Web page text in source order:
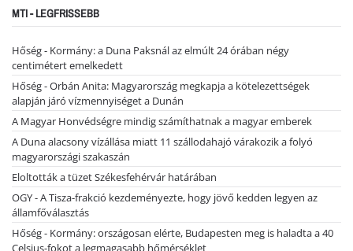
MTI - LEGFRISSEBB
Hőség - Kormány: a Duna Paksnál az elmúlt 24 órában négy
centimétert emelkedett
Hőség - Orbán Anita: Magyarország megkapja a kötelezettségek
alapján járó vízmennyiséget a Dunán
A Magyar Honvédségre mindig számíthatnak a magyar emberek
A Duna alacsony vízállása miatt 11 szállodahajó várakozik a folyó
magyarországi szakaszán
Eloltották a tüzet Székesfehérvár határában
OGY - A Tisza-frakció kezdeményezte, hogy jövő kedden legyen az
államfőválasztás
Hőség - Kormány: országosan elérte, Budapesten meg is haladta a 40